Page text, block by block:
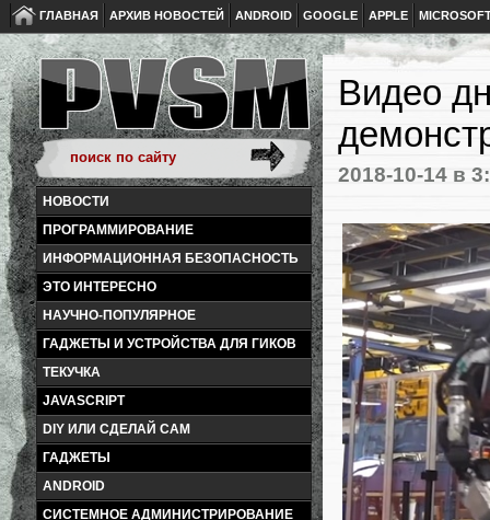
ГЛАВНАЯ АРХИВ НОВОСТЕЙ ANDROID GOOGLE APPLE
НОВОСТИ
ПРОГРАММИРОВАНИЕ
ИНФОРМАЦИОННАЯ БЕЗОПАСНОСТЬ
ЭТО ИНТЕРЕСНО
НАУЧНО-ПОПУЛЯРНОЕ
ГАДЖЕТЫ И УСТРОЙСТВА ДЛЯ ГИКОВ
ТЕКУЧКА
JAVASCRIPT
DIY ИЛИ СДЕЛАЙ САМ
ГАДЖЕТЫ
ANDROID
СИСТЕМНОЕ АДМИНИСТРИРОВАНИЕ
Видео
2018-10-14 в